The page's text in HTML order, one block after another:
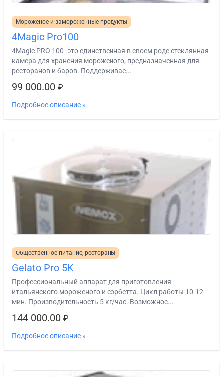
Мороженое и замороженные продукты
4Magic Pro100
4Magic PRO 100 -это единственная в своем роде стеклянная
камера для хранения мороженого, предназначенная для
ресторанов и баров. Поддерживае...
99 000.00 ₽
Подробное описание »
Общественное питание, рестораны
Gelato Pro 5K
Профессиональный аппарат для приготовления
итальянского мороженого и сорбетта. Цикл работы 10-12
мин. Производительность 5 кг/час. Возможнос...
144 000.00 ₽
Подробное описание »